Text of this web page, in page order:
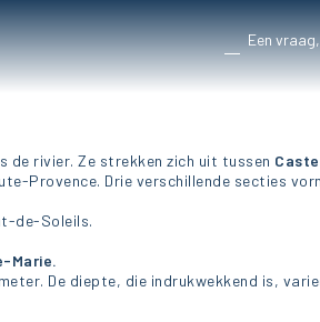
Een
de rivier. Ze strekken zich uit tussen
Provence. Drie verschillende secties
de-Soleils.
Marie.
De diepte, die indrukwekkend is,